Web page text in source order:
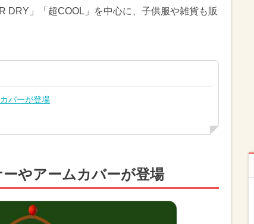
DRY」「超COOL」を中心に、子供服や雑貨も販
バーが登場
やアームカバーが登場